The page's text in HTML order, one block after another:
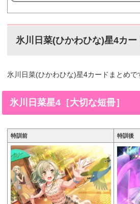
川日菜の星5、氷川日菜
コーデでるんっ♪］※画
氷川日菜(ひかわひな)星4カー
氷川日菜(ひかわひな)星4カードまとめで
氷川日菜星4［大切な短冊］
特訓前 特訓後